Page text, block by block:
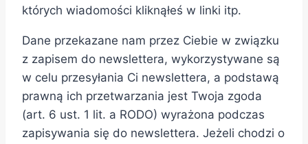
których wiadomości kliknąłeś w linki itp.
Dane przekazane nam przez Ciebie w związku
z zapisem do newslettera, wykorzystywane są
w celu przesyłania Ci newslettera, a podstawą
prawną ich przetwarzania jest Twoja zgoda
(art. 6 ust. 1 lit. a RODO) wyrażona podczas
zapisywania się do newslettera. Jeżeli chodzi o